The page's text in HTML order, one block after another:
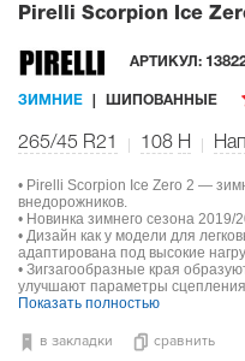
Pirelli Scorpion Ice
АРТИКУЛ:
ЗИМНИЕ ШИПОВАННЫЕ
265/45 R21 108 H
• Pirelli Scorpion Ice Zero 2 —
внедорожников.
• Новинка зимнего сезона 2019/
• Дизайн как у модели для
адаптирована под высокие
• Зигзагообразные края
улучшают параметры
Показать полностью
в закладки сравнить